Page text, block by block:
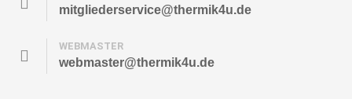
mitgliederservice@thermik4u.de
WEBMASTER
webmaster@thermik4u.de